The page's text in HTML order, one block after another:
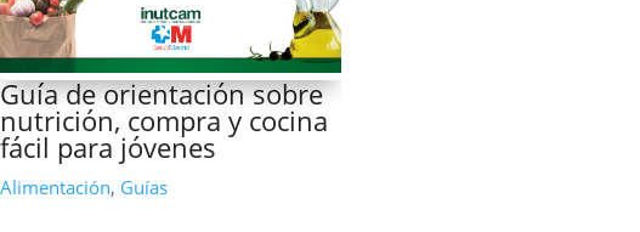
Guía de orientación sobre
nutrición, compra y cocina
fácil para jóvenes
Alimentación, Guías